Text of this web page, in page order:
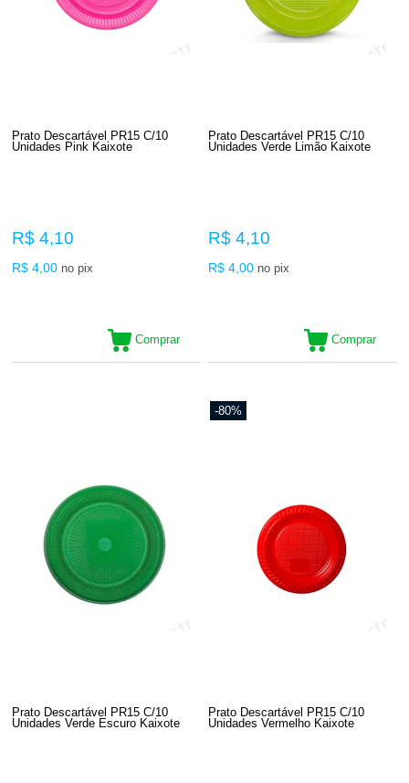
Prato Descartável PR15 C/10
Unidades Pink Kaixote
R$ 4,10
R$ 4,00 no pix
Comprar
Prato Descartável PR15 C/10
Unidades Verde Limão Kaixote
R$ 4,10
R$ 4,00 no pix
Comprar
Prato Descartável PR15 C/10
Unidades Verde Escuro Kaixote
-80%
Prato Descartável PR15 C/10
Unidades Vermelho Kaixote